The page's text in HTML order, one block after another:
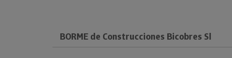
BORME de Construcciones Bicobres Sl